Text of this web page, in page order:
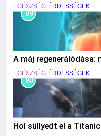
EGÉSZSÉG ÉRDESSÉGEK
89
A máj regenerálódása:
EGÉSZSÉG ÉRDESSÉGEK
90
Hol süllyedt el a